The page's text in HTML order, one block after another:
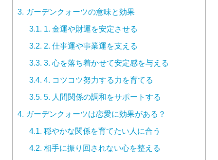
3. ガーデンクォーツの意味と効果
3.1. 1. 金運や財運を安定させる
3.2. 2. 仕事運や事業運を支える
3.3. 3. 心を落ち着かせて安定感を与える
3.4. 4. コツコツ努力する力を育てる
3.5. 5. 人間関係の調和をサポートする
4. ガーデンクォーツは恋愛に効果がある？
4.1. 穏やかな関係を育てたい人に合う
4.2. 相手に振り回されない心を整える